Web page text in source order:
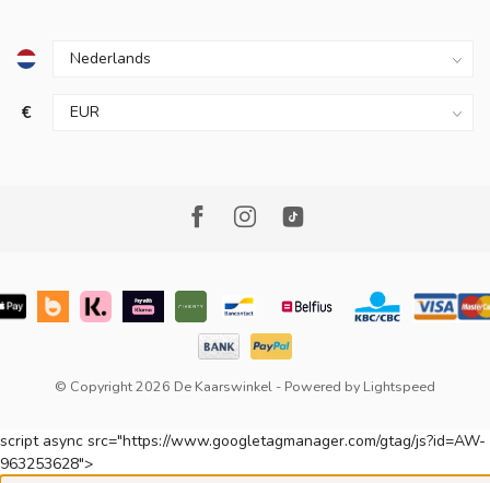
€
© Copyright 2026 De Kaarswinkel - Powered by Lightspeed
script async src="https://www.googletagmanager.com/gtag/js?id=AW-
963253628">